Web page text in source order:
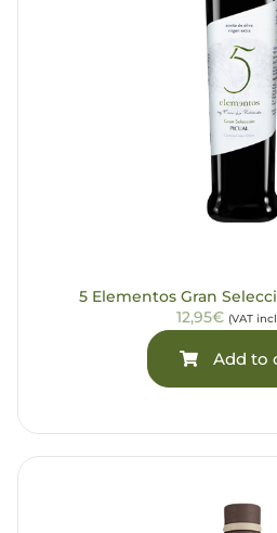
5 Elementos Gran
12,95€ (VAT
Add to